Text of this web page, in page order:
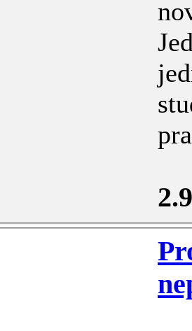
nové. Pokoj
Jedná se
jedné